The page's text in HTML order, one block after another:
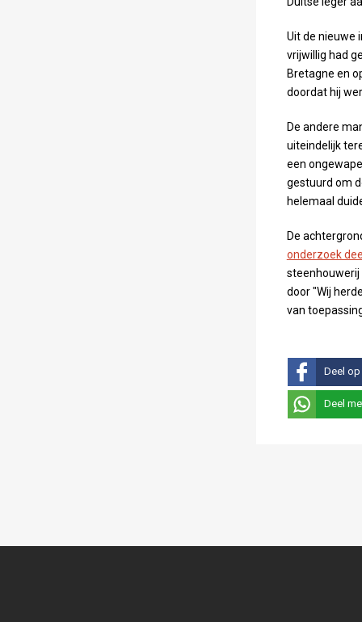
Uit de nieuwe
vrijwillig had
Bretagne en
doordat hij
De andere
uiteindelijk
een
gestuurd om
helemaal
De
onderzoek
steenhouwerij
door "Wij
van
Deel
Deel